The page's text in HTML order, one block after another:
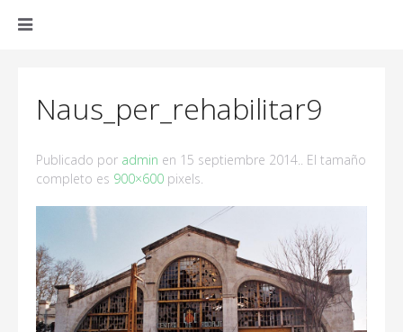
Naus_per_rehabilitar9
Publicado por admin en 15 septiembre 2014.. El tamaño
completo es 900×600 pixels.